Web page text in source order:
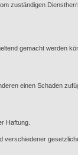
zuständigen
gemacht werden
einen Schaden
Haftung.
verschiedener